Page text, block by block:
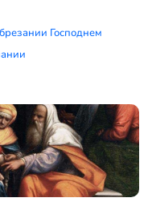
Господнем